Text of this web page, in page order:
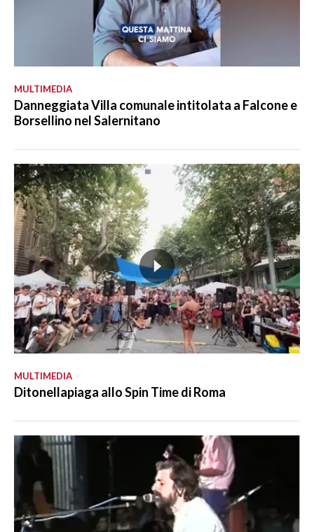
MULTIMEDIA
Danneggiata Villa comunale intitolata a Falcone e
Borsellino nel Salernitano
MULTIMEDIA
Ditonellapiaga allo Spin Time di Roma